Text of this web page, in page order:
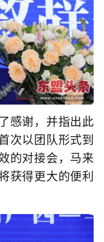
感谢，并指出此
次以团队形式到
的对接会，马来
获得更大的便利